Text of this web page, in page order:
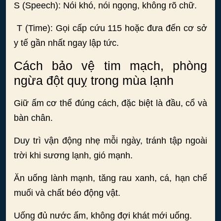
S (Speech): Nói khó, nói ngọng, không rõ chữ.
T (Time): Gọi cấp cứu 115 hoặc đưa đến cơ sở
y tế gần nhất ngay lập tức.
Cách bảo vệ tim mạch, phòng
ngừa đột quỵ trong mùa lạnh
Giữ ấm cơ thể đúng cách, đặc biệt là đầu, cổ và
bàn chân.
Duy trì vận động nhẹ mỗi ngày, tránh tập ngoài
trời khi sương lạnh, gió mạnh.
Ăn uống lành mạnh, tăng rau xanh, cá, hạn chế
muối và chất béo động vật.
Uống đủ nước ấm, không đợi khát mới uống.